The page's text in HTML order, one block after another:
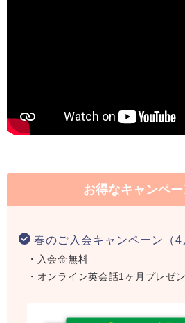
お得なキャンペ
春のご入会キャンペーン（4
・入会金無料
・オンライン英会話1ヶ月プレゼ